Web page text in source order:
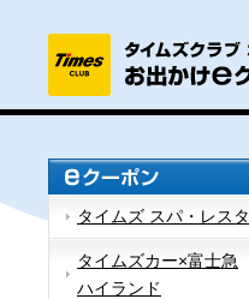
タイムズ スパ・レスタ
タイムズカー×富士急
ハイランド